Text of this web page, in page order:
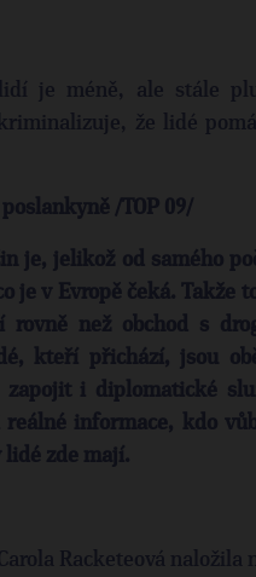
je méně, ale stále
že lidé
/TOP 09/
je, jelikož od samého
je v Evropě čeká. Takže
rovně než obchod s
kteří přichází, jsou
i diplomatické
reálné informace, kdo
lidé zde mají.
Racketeová naložila